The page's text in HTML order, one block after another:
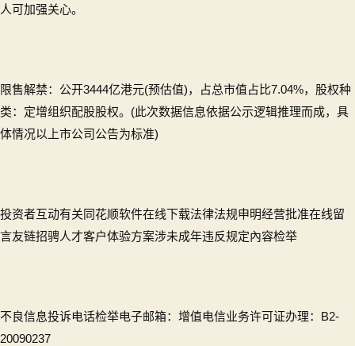
人可加强关心。
限售解禁：公开3444亿港元(预估值)，占总市值占比7.04%，股权种
类：定增组织配股股权。(此次数据信息依据公示逻辑推理而成，具
体情况以上市公司公告为标准)
投资者互动有关同花顺软件在线下载法律法规申明经营批准在线留
言友链招骋人才客户体验方案涉未成年违反规定內容检举
不良信息投诉电话检举电子邮箱：增值电信业务许可证办理：B2-
20090237